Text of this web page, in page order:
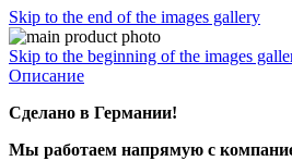
Skip to the end of the images gallery
Skip to the beginning of the images
Описание
Сделано в Германии!
Мы работаем напрямую с